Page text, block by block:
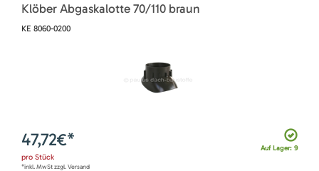
Klöber Abgaskalotte 70/110 braun
KE 8060-0200
Auf Lager: 9
47,72€*
pro Stück
*inkl. MwSt zzgl. Versand